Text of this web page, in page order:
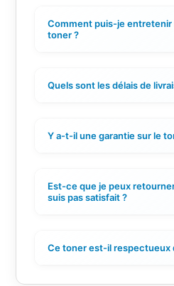
Comment puis-je entretenir
toner ?
Quels sont les délais de
Y a-t-il une garantie sur le
Est-ce que je peux retourner
suis pas satisfait ?
Ce toner est-il respectueux